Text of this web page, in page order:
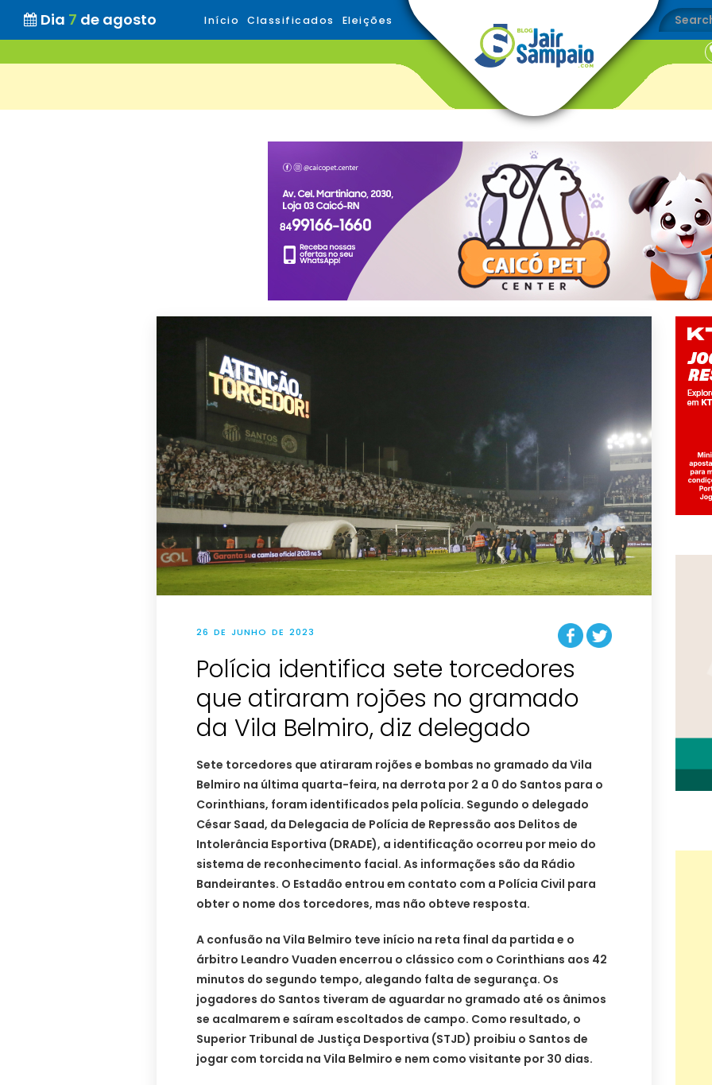
Dia 7 de agosto Início Classificados Eleições
26 DE JUNHO DE 2023
Polícia identifica sete torcedores
que atiraram rojões no gramado
da Vila Belmiro, diz delegado
Sete torcedores que atiraram rojões e bombas no gramado da Vila
Belmiro na última quarta-feira, na derrota por 2 a 0 do Santos para o
Corinthians, foram identificados pela polícia. Segundo o delegado
César Saad, da Delegacia de Polícia de Repressão aos Delitos de
Intolerância Esportiva (DRADE), a identificação ocorreu por meio do
sistema de reconhecimento facial. As informações são da Rádio
Bandeirantes. O Estadão entrou em contato com a Polícia Civil para
obter o nome dos torcedores, mas não obteve resposta.
A confusão na Vila Belmiro teve início na reta final da partida e o
árbitro Leandro Vuaden encerrou o clássico com o Corinthians aos 42
minutos do segundo tempo, alegando falta de segurança. Os
jogadores do Santos tiveram de aguardar no gramado até os ânimos
se acalmarem e saíram escoltados de campo. Como resultado, o
Superior Tribunal de Justiça Desportiva (STJD) proibiu o Santos de
jogar com torcida na Vila Belmiro e nem como visitante por 30 dias.